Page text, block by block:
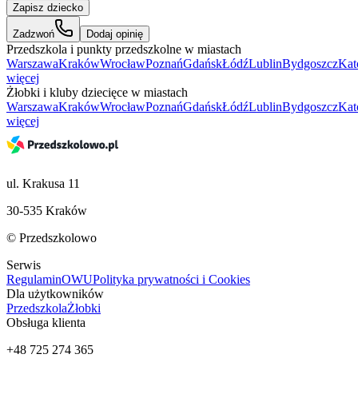
Zapisz dziecko
Zadzwoń Dodaj opinię
Przedszkola i punkty przedszkolne w miastach
WarszawaKrakówWrocławPoznańGdańskŁódźLublinBydgoszcz
więcej
Żłobki i kluby dziecięce w miastach
WarszawaKrakówWrocławPoznańGdańskŁódźLublinBydgoszcz
więcej
ul. Krakusa 11
30-535 Kraków
© Przedszkolowo
Serwis
RegulaminOWUPolityka prywatności i Cookies
Dla użytkowników
PrzedszkolaŻłobki
Obsługa klienta
+48 725 274 365